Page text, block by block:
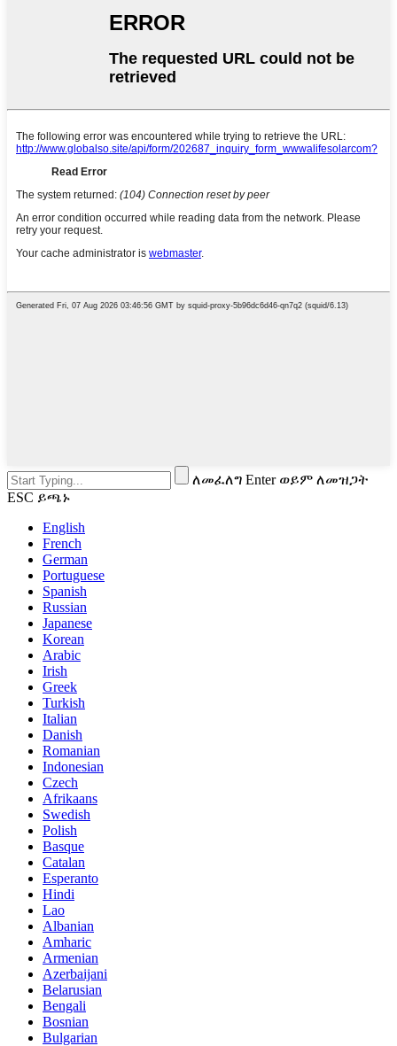
ለመፈለግ Enter ወይም ለመዝጋት
ESC ይጫኑ
English
French
German
Portuguese
Spanish
Russian
Japanese
Korean
Arabic
Irish
Greek
Turkish
Italian
Danish
Romanian
Indonesian
Czech
Afrikaans
Swedish
Polish
Basque
Catalan
Esperanto
Hindi
Lao
Albanian
Amharic
Armenian
Azerbaijani
Belarusian
Bengali
Bosnian
Bulgarian